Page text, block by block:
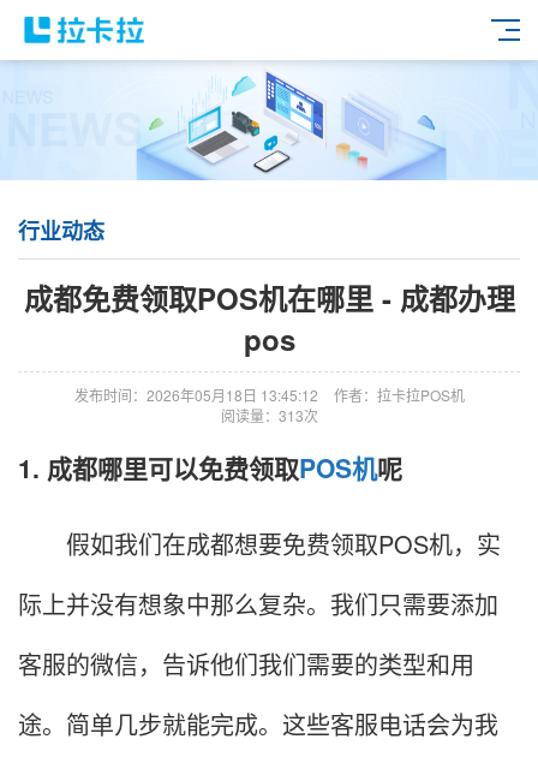
行业动态
成都免费领取POS机在哪里 - 成都办理
pos
发布时间：2026年05月18日 13:45:12
作者：拉卡拉POS机
阅读量：313次
1. 成都哪里可以免费领取POS机呢
假如我们在成都想要免费领取POS机，实
际上并没有想象中那么复杂。我们只需要添加
客服的微信，告诉他们我们需要的类型和用
途。简单几步就能完成。这些客服电话会为我